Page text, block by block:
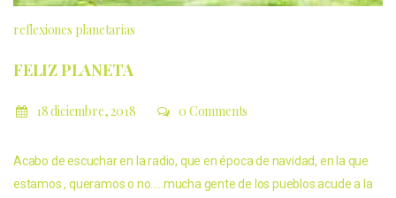
reflexiones planetarias
FELIZ PLANETA
18 diciembre, 2018 0 Comments
Acabo de escuchar en la radio, que en época de navidad, en la que
estamos , queramos o no…..mucha gente de los pueblos acude a la